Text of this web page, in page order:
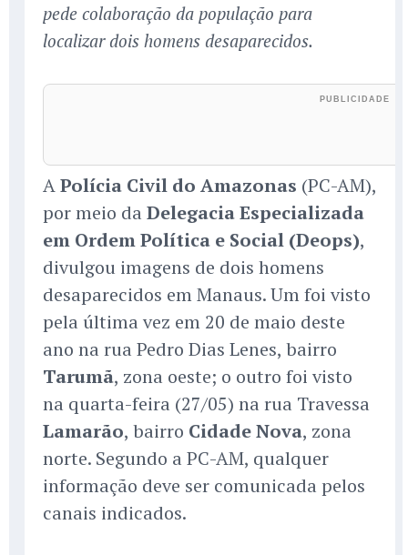
pede colaboração da população para
localizar dois homens desaparecidos.
APolícia Civil do Amazonas (PC-AM),
por meio da Delegacia Especializada
em Ordem Política e Social (Deops),
divulgou imagens de dois homens
desaparecidos em Manaus. Um foi visto
pela última vez em 20 de maio deste
ano na rua Pedro Dias Lenes, bairro
Tarumã, zona oeste; o outro foi visto
na quarta-feira (27/05) na rua Travessa
Lamarão, bairro Cidade Nova, zona
norte. Segundo a PC-AM, qualquer
informação deve ser comunicada pelos
canais indicados.